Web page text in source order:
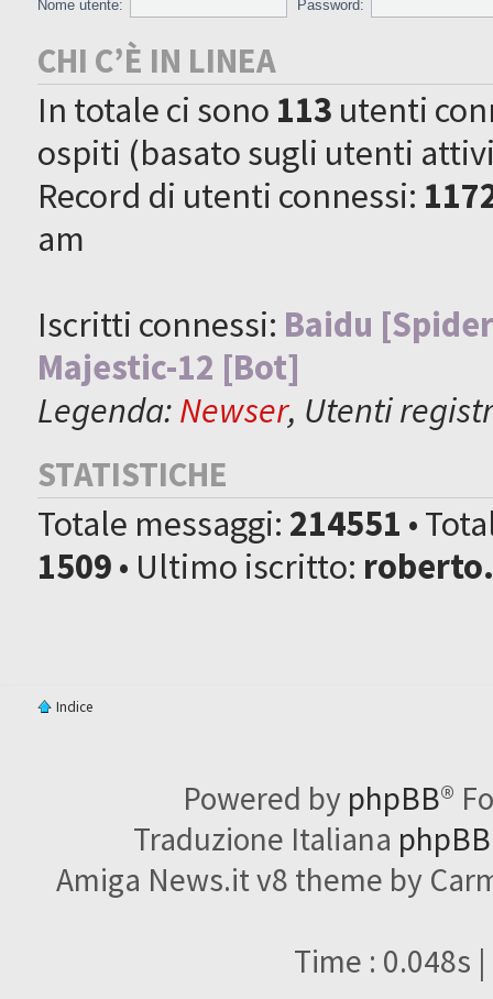
Nome utente:
Password:
CHI C’È IN LINEA
In totale ci sono 113 utenti
ospiti (basato sugli utenti
Record di utenti connessi:
am
Iscritti connessi: Baidu
Majestic-12 [Bot]
Legenda:Newser, Utenti
STATISTICHE
Totale messaggi: 214551 •
1509• Ultimo iscritto:
Indice
Powered by phpBB®
Traduzione Italiana
Amiga News.it v8 theme by
Time : 0.048s